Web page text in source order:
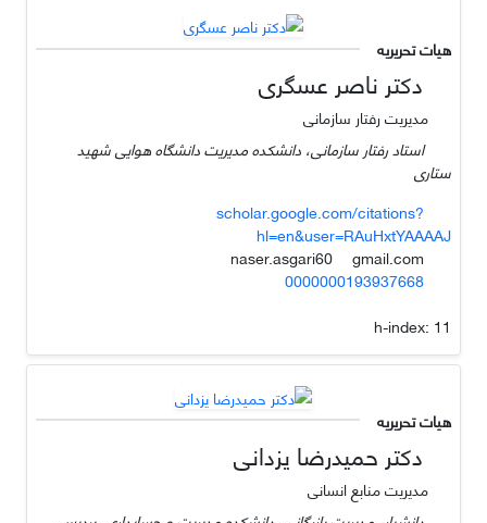
هیات تحریریه
دکتر ناصر عسگری
مدیریت رفتار سازمانی
استاد رفتار سازمانی، دانشکده مدیریت دانشگاه هوایی شهید
ستاری
scholar.google.com/citations?
hl=en&user=RAuHxtYAAAAJ
gmail.com
0000000193937668
h-index: 11
هیات تحریریه
دکتر حمیدرضا یزدانی
مدیریت منابع انسانی